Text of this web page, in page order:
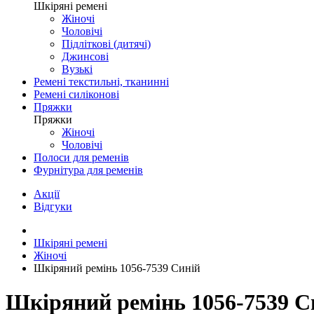
Шкіряні ремені
Жіночі
Чоловічі
Підліткові (дитячі)
Джинсові
Вузькі
Ремені текстильні, тканинні
Ремені силіконові
Пряжки
Пряжки
Жіночі
Чоловічі
Полоси для ременів
Фурнітура для ременів
Акції
Відгуки
Шкіряні ремені
Жіночі
Шкіряний ремінь 1056-7539 Синій
Шкіряний ремінь 1056-7539